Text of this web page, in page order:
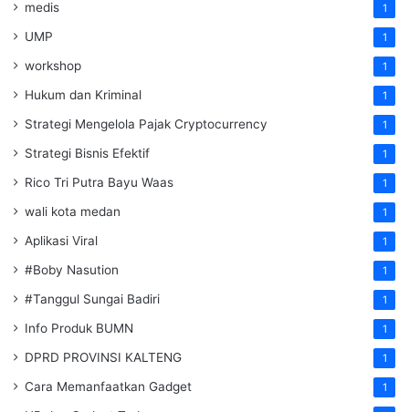
medis 1
UMP 1
workshop 1
Hukum dan Kriminal 1
Strategi Mengelola Pajak Cryptocurrency 1
Strategi Bisnis Efektif 1
Rico Tri Putra Bayu Waas 1
wali kota medan 1
Aplikasi Viral 1
#Boby Nasution 1
#Tanggul Sungai Badiri 1
Info Produk BUMN 1
DPRD PROVINSI KALTENG 1
Cara Memanfaatkan Gadget 1